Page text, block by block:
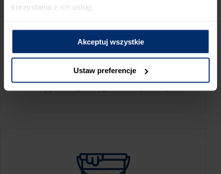
korzystania z ich usług.
Akceptuj wszystkie
Ustaw preferencje
KALKULATOR ZUŻYCIA